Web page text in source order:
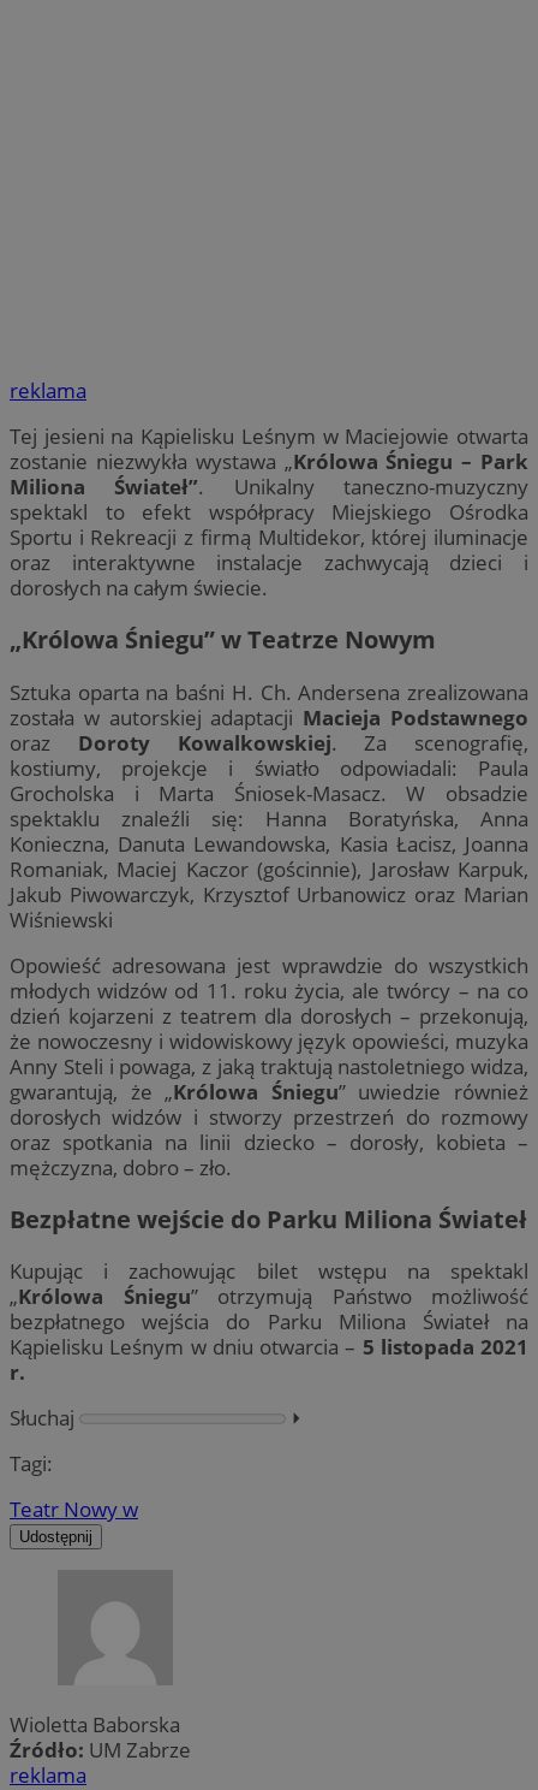
reklama
Tej jesieni na Kąpielisku Leśnym w Maciejowie otwarta
zostanie niezwykła wystawa „Królowa Śniegu – Park
Miliona Świateł”. Unikalny taneczno-muzyczny
spektakl to efekt współpracy Miejskiego Ośrodka
Sportu i Rekreacji z firmą Multidekor, której iluminacje
oraz interaktywne instalacje zachwycają dzieci i
dorosłych na całym świecie.
„Królowa Śniegu” w Teatrze Nowym
Sztuka oparta na baśni H. Ch. Andersena zrealizowana
została w autorskiej adaptacji Macieja Podstawnego
oraz Doroty Kowalkowskiej. Za scenografię,
kostiumy, projekcje i światło odpowiadali: Paula
Grocholska i Marta Śniosek-Masacz. W obsadzie
spektaklu znaleźli się: Hanna Boratyńska, Anna
Konieczna, Danuta Lewandowska, Kasia Łacisz, Joanna
Romaniak, Maciej Kaczor (gościnnie), Jarosław Karpuk,
Jakub Piwowarczyk, Krzysztof Urbanowicz oraz Marian
Wiśniewski
Opowieść adresowana jest wprawdzie do wszystkich
młodych widzów od 11. roku życia, ale twórcy – na co
dzień kojarzeni z teatrem dla dorosłych – przekonują,
że nowoczesny i widowiskowy język opowieści, muzyka
Anny Steli i powaga, z jaką traktują nastoletniego widza,
gwarantują, że „Królowa Śniegu” uwiedzie również
dorosłych widzów i stworzy przestrzeń do rozmowy
oraz spotkania na linii dziecko – dorosły, kobieta –
mężczyzna, dobro – zło.
Bezpłatne wejście do Parku Miliona Świateł
Kupując i zachowując bilet wstępu na spektakl
„Królowa Śniegu” otrzymują Państwo możliwość
bezpłatnego wejścia do Parku Miliona Świateł na
Kąpielisku Leśnym w dniu otwarcia – 5 listopada 2021
r.
Słuchaj
⏵︎
Tagi:
Teatr Nowy w
Udostępnij
Wioletta Baborska
Źródło: UM Zabrze
reklama